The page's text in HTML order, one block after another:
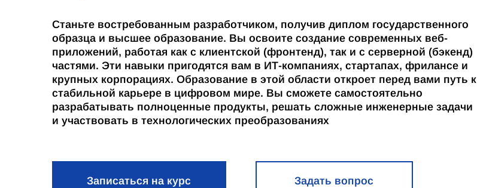
Станьте востребованным разработчиком, получив диплом государственного
образца и высшее образование. Вы освоите создание современных веб-
приложений, работая как с клиентской (фронтенд), так и с серверной (бэкенд)
частями. Эти навыки пригодятся вам в ИТ-компаниях, стартапах, фрилансе и
крупных корпорациях. Образование в этой области откроет перед вами путь к
стабильной карьере в цифровом мире. Вы сможете самостоятельно
разрабатывать полноценные продукты, решать сложные инженерные задачи
и участвовать в технологических преобразованиях
Записаться на курс Задать вопрос